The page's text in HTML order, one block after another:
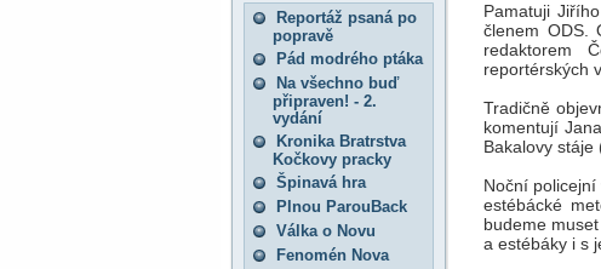
Reportáž psaná po
popravě
Pád modrého ptáka
Na všechno buď
připraven! - 2.
vydání
Kronika Bratrstva
Kočkovy pracky
Špinavá hra
Plnou ParouBack
Válka o Novu
Fenomén Nova
Pamatuji
členem ODS.
redaktorem
reportérských
Tradičně
komentují
Bakalovy stáje
Noční policejní
estébácké
budeme
a estébáky i s